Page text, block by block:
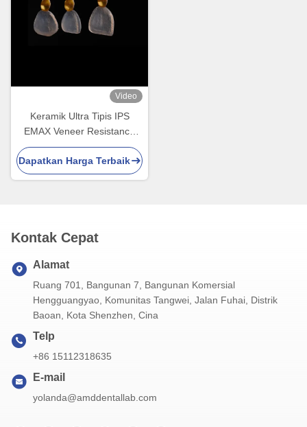
Video
Keramik Ultra Tipis IPS
EMAX Veneer Resistance
untuk Restorasi Estetika
Dapatkan Harga Terbaik
Kontak Cepat
Alamat
Ruang 701, Bangunan 7, Bangunan Komersial
Hengguangyao, Komunitas Tangwei, Jalan Fuhai, Distrik
Baoan, Kota Shenzhen, Cina
Telp
+86 15112318635
E-mail
yolanda@amddentallab.com